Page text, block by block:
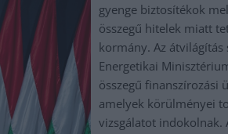
gyenge biztosítékok
összegű hitelek miatt
kormány. Az átvilágítás
Energetikai
összegű finanszírozási
amelyek körülményei
vizsgálatot indokolnak.